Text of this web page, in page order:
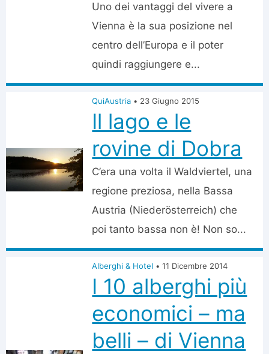
Uno dei vantaggi del vivere a
Vienna è la sua posizione nel
centro dell’Europa e il poter
quindi raggiungere e...
QuiAustria • 23 Giugno 2015
Il lago e le
rovine di Dobra
C’era una volta il Waldviertel, una
regione preziosa, nella Bassa
Austria (Niederösterreich) che
poi tanto bassa non è! Non so...
Alberghi & Hotel • 11 Dicembre 2014
I 10 alberghi più
economici – ma
belli – di Vienna